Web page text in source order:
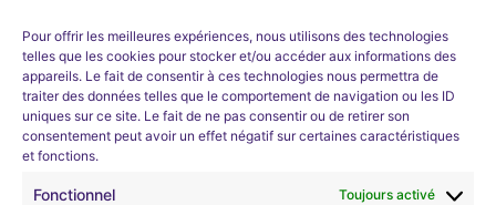
Pour offrir les meilleures expériences, nous utilisons des technologies
telles que les cookies pour stocker et/ou accéder aux informations des
appareils. Le fait de consentir à ces technologies nous permettra de
traiter des données telles que le comportement de navigation ou les ID
uniques sur ce site. Le fait de ne pas consentir ou de retirer son
consentement peut avoir un effet négatif sur certaines caractéristiques
et fonctions.
Fonctionnel Toujours activé
vous à notre newsletter mensuelle.
S'inscrire
Nous développons l’expertise professionnelle et soutenons
l’évolution de carrières dans les domaines technologiques
immédiate
et en
continu
Learneo Académie organise unprogramme